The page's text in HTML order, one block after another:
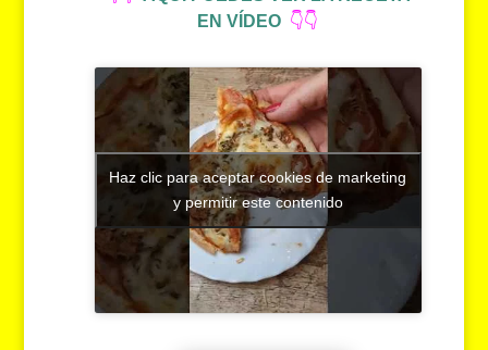
EN VÍDEO 👇👇
Haz clic para aceptar cookies de marketing
y permitir este contenido